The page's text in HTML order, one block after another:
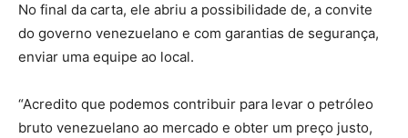
No final da carta, ele abriu a possibilidade de, a convite
do governo venezuelano e com garantias de segurança,
enviar uma equipe ao local.
“Acredito que podemos contribuir para levar o petróleo
bruto venezuelano ao mercado e obter um preço justo,